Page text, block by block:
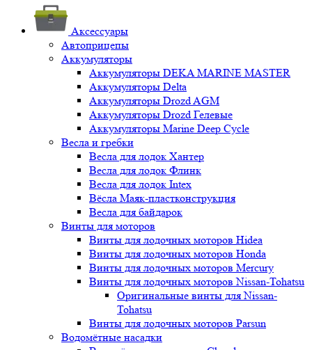
Аксессуары
Автоприцепы
Аккумуляторы
Аккумуляторы DEKA MARINE MASTER
Аккумуляторы Delta
Аккумуляторы Drozd AGM
Аккумуляторы Drozd Гелевые
Аккумуляторы Marine Deep Cycle
Весла и гребки
Весла для лодок Хантер
Весла для лодок Флинк
Весла для лодок Intex
Вёсла Маяк-пластконструкция
Весла для байдарок
Винты для моторов
Винты для лодочных моторов Hidea
Винты для лодочных моторов Honda
Винты для лодочных моторов Mercury
Винты для лодочных моторов Nissan-Tohatsu
Оригинальные винты для Nissan-
Tohatsu
Винты для лодочных моторов Parsun
Водомётные насадки